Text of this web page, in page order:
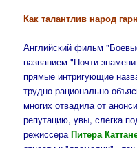
Как талантлив народ
Английский фильм
названием "Почти
прямые интригующие
трудно рационально
многих отвадила от
репутацию, увы, слегка
режиссераПитера